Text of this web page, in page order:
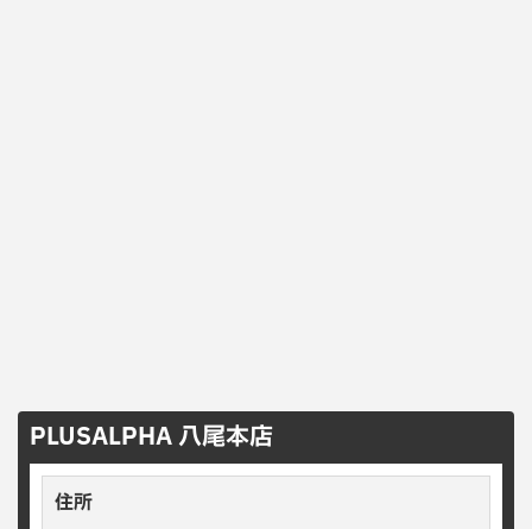
PLUSALPHA 八尾本店
住所